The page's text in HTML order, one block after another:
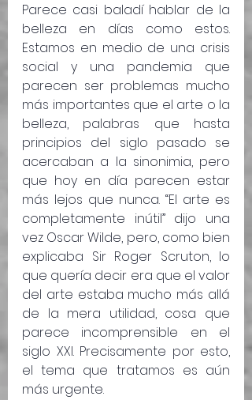
Parece casi baladí hablar de la
belleza en días como estos.
Estamos en medio de una crisis
social y una pandemia que
parecen ser problemas mucho
más importantes que el arte o la
belleza, palabras que hasta
principios del siglo pasado se
acercaban a la sinonimia, pero
que hoy en día parecen estar
más lejos que nunca. “El arte es
completamente inútil” dijo una
vez Oscar Wilde, pero, como bien
explicaba Sir Roger Scruton, lo
que quería decir era que el valor
del arte estaba mucho más allá
de la mera utilidad, cosa que
parece incomprensible en el
siglo XXI. Precisamente por esto,
el tema que tratamos es aún
más urgente.